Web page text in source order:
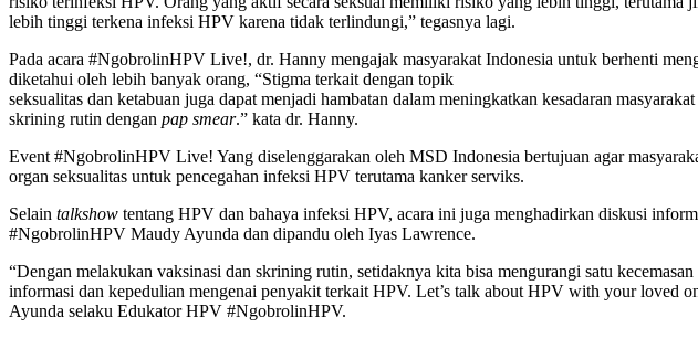
lebih tinggi terkena infeksi HPV karena tidak terlindungi,” tegasnya lagi.
Pada acara #NgobrolinHPV Live!, dr. Hanny mengajak masyarakat Indonesia untuk berhenti
diketahui oleh lebih banyak orang, “Stigma terkait dengan topik
seksualitas dan ketabuan juga dapat menjadi hambatan dalam meningkatkan kesadaran
skrining rutin dengan pap smear.” kata dr. Hanny.
Event #NgobrolinHPV Live! Yang diselenggarakan oleh MSD Indonesia bertujuan agar
organ seksualitas untuk pencegahan infeksi HPV terutama kanker serviks.
Selain talkshow tentang HPV dan bahaya infeksi HPV, acara ini juga menghadirkan diskusi
#NgobrolinHPV Maudy Ayunda dan dipandu oleh Iyas Lawrence.
“Dengan melakukan vaksinasi dan skrining rutin, setidaknya kita bisa mengurangi satu
informasi dan kepedulian mengenai penyakit terkait HPV. Let’s talk about HPV with your loved
Ayunda selaku Edukator HPV #NgobrolinHPV.